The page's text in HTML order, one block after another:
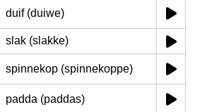
duif (duiwe)
slak (slakke)
spinnekop (spinnekoppe)
padda (paddas)